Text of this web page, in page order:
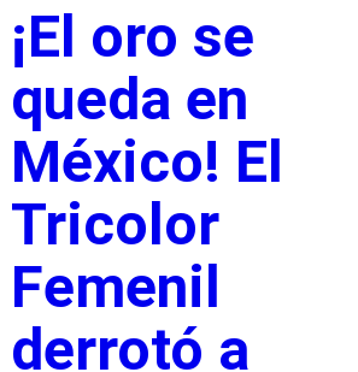
¡El oro se
queda en
México! El
Tricolor
Femenil
derrotó a